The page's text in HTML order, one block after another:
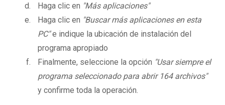
Haga clic en "Más aplicaciones"
Haga clic en "Buscar más aplicaciones en esta
PC"e indique la ubicación de instalación del
programa apropiado
Finalmente, seleccione la opción "Usar siempre el
programa seleccionado para abrir 164 archivos"
y confirme toda la operación.